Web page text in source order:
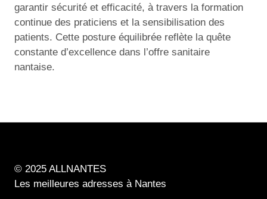
garantir sécurité et efficacité, à travers la formation
continue des praticiens et la sensibilisation des
patients. Cette posture équilibrée reflète la quête
constante d’excellence dans l’offre sanitaire
nantaise.
© 2025 ALLNANTES
Les meilleures adresses à Nantes